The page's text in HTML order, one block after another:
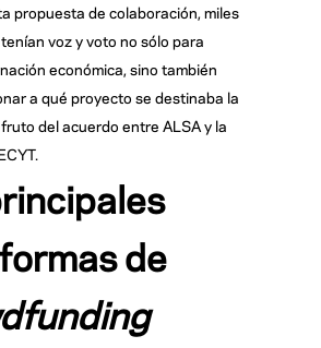
propuesta de colaboración, miles
voz y voto no sólo para
económica, sino también
a qué proyecto se destinaba la
del acuerdo entre ALSA y la
de